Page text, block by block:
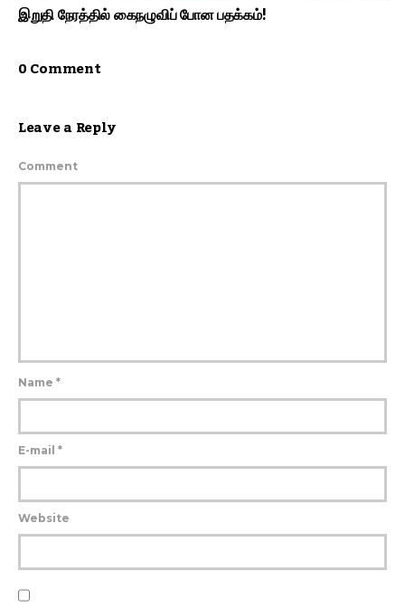
இறுதி நேரத்தில் கைநழுவிப் போன பதக்கம்!
0 Comment
Leave a Reply
Comment
Name *
E-mail *
Website